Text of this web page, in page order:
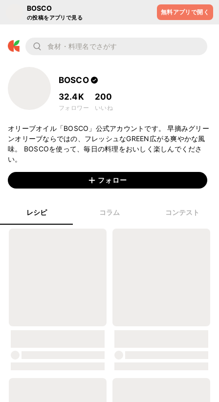
BOSCO
の投稿をアプリで見る
無料アプリで開く
BOSCO
32.4K
フォロワー
200
いいね
オリーブオイル「BOSCO」公式アカウントです。 早摘みグリー
ンオリーブならではの、フレッシュなGREEN広がる爽やかな風
味。 BOSCOを使って、毎日の料理をおいしく楽しんでくださ
い。
フォロー
レシピ コラム コンテスト